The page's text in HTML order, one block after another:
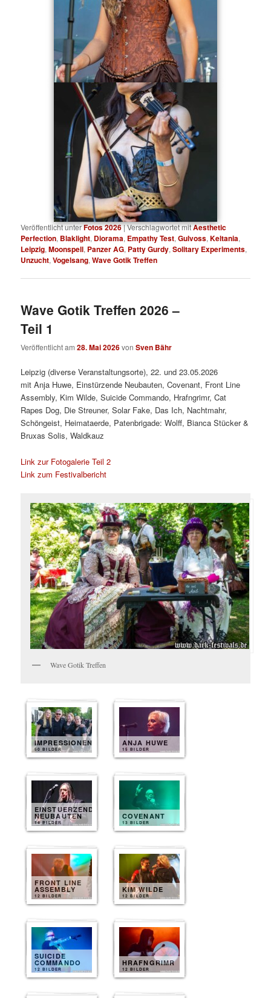
Veröffentlicht unterFotos 2026|Verschlagwortet mitAesthetic
Perfection, Blaklight, Diorama, Empathy Test,Gulvoss,Keltania,
Leipzig,Moonspell, Panzer AG, Patty Gurdy,Solitary Experiments,
Unzucht,Vogelsang,Wave Gotik Treffen
Wave Gotik Treffen 2026 –
Teil 1
Veröffentlicht am28. Mai 2026vonSven Bähr
Leipzig (diverse Veranstaltungsorte), 22. und 23.05.2026
mit Anja Huwe, Einstürzende Neubauten, Covenant, Front Line
Assembly, Kim Wilde, Suicide Commando, Hrafngrimr, Cat
Rapes Dog, Die Streuner, Solar Fake, Das Ich, Nachtmahr,
Schöngeist, Heimataerde, Patenbrigade: Wolff, Bianca Stücker &
Bruxas Solis, Waldkauz
Link zur Fotogalerie Teil 2
Link zum Festivalbericht
Wave Gotik Treffen
IMPRESSIONEN
50 BILDER
ANJA HUWE
15 BILDER
EINSTUERZENDE
NEUBAUTEN
14 BILDER
COVENANT
13 BILDER
FRONT LINE
ASSEMBLY
12 BILDER
KIM WILDE
12 BILDER
SUICIDE
COMMANDO
12 BILDER
HRAFNGRIMR
12 BILDER